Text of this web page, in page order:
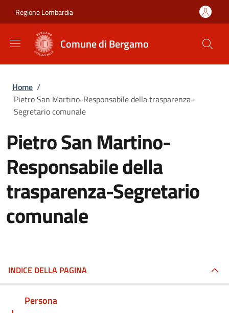
Regione Lombardia
Comune di Bergamo
Briciole di pane
Home /
Pietro San Martino-Responsabile della trasparenza-
Segretario comunale
Pietro San Martino-
Responsabile della
trasparenza-Segretario
comunale
INDICE DELLA PAGINA
Persona